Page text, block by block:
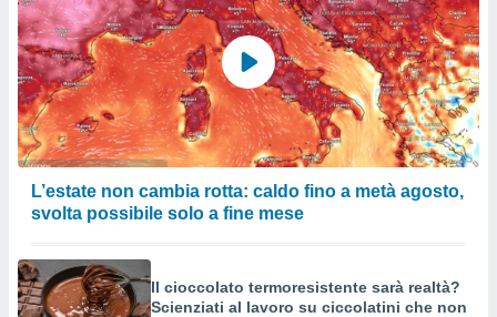
L’estate non cambia rotta: caldo fino a metà agosto,
svolta possibile solo a fine mese
Il cioccolato termoresistente sarà realtà?
Scienziati al lavoro su ciccolatini che non